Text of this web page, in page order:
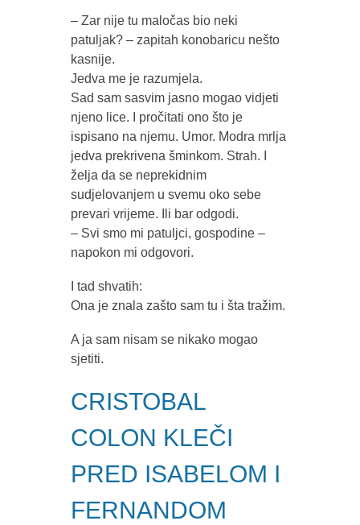
– Zar nije tu maločas bio neki
patuljak? – zapitah konobaricu nešto
kasnije.
Jedva me je razumjela.
Sad sam sasvim jasno mogao vidjeti
njeno lice. I pročitati ono što je
ispisano na njemu. Umor. Modra mrlja
jedva prekrivena šminkom. Strah. I
želja da se neprekidnim
sudjelovanjem u svemu oko sebe
prevari vrijeme. Ili bar odgodi.
– Svi smo mi patuljci, gospodine –
napokon mi odgovori.
I tad shvatih:
Ona je znala zašto sam tu i šta tražim.
A ja sam nisam se nikako mogao
sjetiti.
CRISTOBAL
COLON KLEČI
PRED ISABELOM I
FERNANDOM